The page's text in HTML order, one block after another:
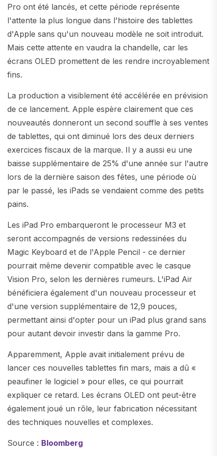
Pro ont été lancés, et cette période représente
l'attente la plus longue dans l'histoire des tablettes
d'Apple sans qu'un nouveau modèle ne soit introduit.
Mais cette attente en vaudra la chandelle, car les
écrans OLED promettent de les rendre incroyablement
fins.
La production a visiblement été accélérée en prévision
de ce lancement. Apple espère clairement que ces
nouveautés donneront un second souffle à ses ventes
de tablettes, qui ont diminué lors des deux derniers
exercices fiscaux de la marque. Il y a aussi eu une
baisse supplémentaire de 25% d'une année sur l'autre
lors de la dernière saison des fêtes, une période où
par le passé, les iPads se vendaient comme des petits
pains.
Les iPad Pro embarqueront le processeur M3 et
seront accompagnés de versions redessinées du
Magic Keyboard et de l'Apple Pencil - ce dernier
pourrait même devenir compatible avec le casque
Vision Pro, selon les dernières rumeurs. L'iPad Air
bénéficiera également d'un nouveau processeur et
d'une version supplémentaire de 12,9 pouces,
permettant ainsi d'opter pour un iPad plus grand sans
pour autant devoir investir dans la gamme Pro.
Apparemment, Apple avait initialement prévu de
lancer ces nouvelles tablettes fin mars, mais a dû «
peaufiner le logiciel » pour elles, ce qui pourrait
expliquer ce retard. Les écrans OLED ont peut-être
également joué un rôle, leur fabrication nécessitant
des techniques nouvelles et complexes.
Source : Bloomberg